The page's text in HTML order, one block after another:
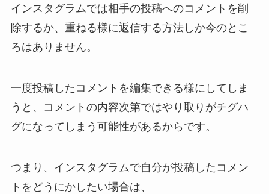
インスタグラムでは相手の投稿へのコメントを削
除するか、重ねる様に返信する方法しか今のとこ
ろはありません。
一度投稿したコメントを編集できる様にしてしま
うと、コメントの内容次第ではやり取りがチグハ
グになってしまう可能性があるからです。
つまり、インスタグラムで自分が投稿したコメン
トをどうにかしたい場合は、